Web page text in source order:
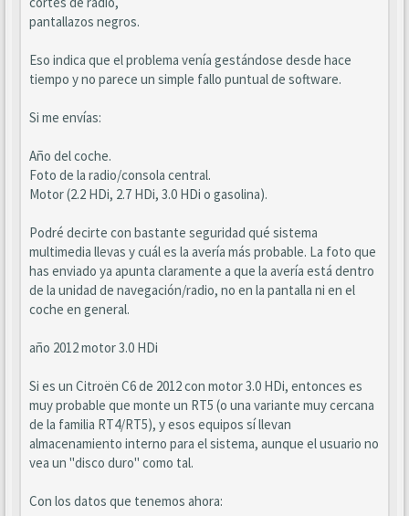
pantallazos negros.
Eso indica que el problema venía gestándose desde hace
tiempo y no parece un simple fallo puntual de software.
Si me envías:
Año del coche.
Foto de la radio/consola central.
Motor (2.2 HDi, 2.7 HDi, 3.0 HDi o gasolina).
Podré decirte con bastante seguridad qué sistema
multimedia llevas y cuál es la avería más probable. La foto que
has enviado ya apunta claramente a que la avería está dentro
de la unidad de navegación/radio, no en la pantalla ni en el
coche en general.
año 2012 motor 3.0 HDi
Si es un Citroën C6 de 2012 con motor 3.0 HDi, entonces es
muy probable que monte un RT5 (o una variante muy cercana
de la familia RT4/RT5), y esos equipos sí llevan
almacenamiento interno para el sistema, aunque el usuario no
vea un "disco duro" como tal.
Con los datos que tenemos ahora: